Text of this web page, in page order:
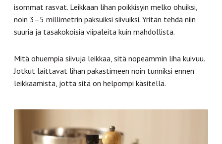
isommat rasvat. Leikkaan lihan poikkisyin melko ohuiksi,
noin 3–5 millimetrin paksuiksi siivuiksi. Yritän tehdä niin
suuria ja tasakokoisia viipaleita kuin mahdollista.
Mitä ohuempia siivuja leikkaa, sitä nopeammin liha kuivuu.
Jotkut laittavat lihan pakastimeen noin tunniksi ennen
leikkaamista, jotta sitä on helpompi käsitellä.